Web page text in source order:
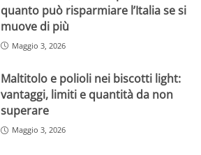
quanto può risparmiare l’Italia se si
muove di più
Maggio 3, 2026
Maltitolo e polioli nei biscotti light:
vantaggi, limiti e quantità da non
superare
Maggio 3, 2026